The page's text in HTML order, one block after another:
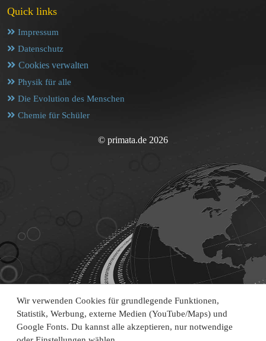
Wir verwenden Cookies für grundlegende Funktionen,
Statistik, Werbung, externe Medien (YouTube/Maps) und
Google Fonts. Du kannst alle akzeptieren, nur notwendige
Quick links
Impressum
Datenschutz
Cookies verwalten
Physik für alle
Die Evolution des Menschen
Chemie für Schüler
© primata.de 2026